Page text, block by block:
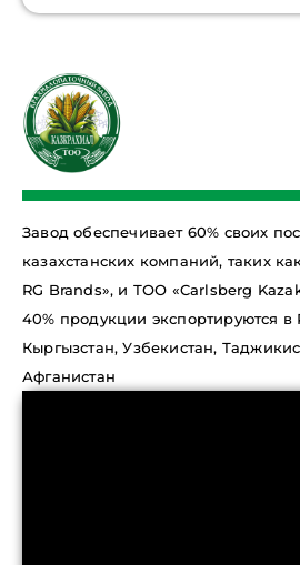
Завод обеспечивает 60% своих
казахстанских компаний, таких
RG Brands», и ТОО «Carlsberg
40% продукции экспортируются в
Кыргызстан, Узбекистан,
Афганистан